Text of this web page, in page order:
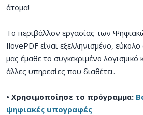
άτομα!
Το περιβάλλον εργασίας των
IlovePDF είναι εξελληνισμένο,
μας έμαθε το συγκεκριμένο λογισμικό
άλλες υπηρεσίες που διαθέτει.
• Χρησιμοποίησε το πρόγραμμα:
ψηφιακές υπογραφές